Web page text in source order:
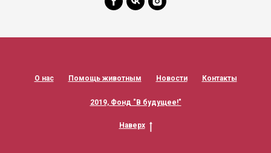
О нас Помощь животным Новости Контакты
2019, Фонд "В будущее!"
Наверх